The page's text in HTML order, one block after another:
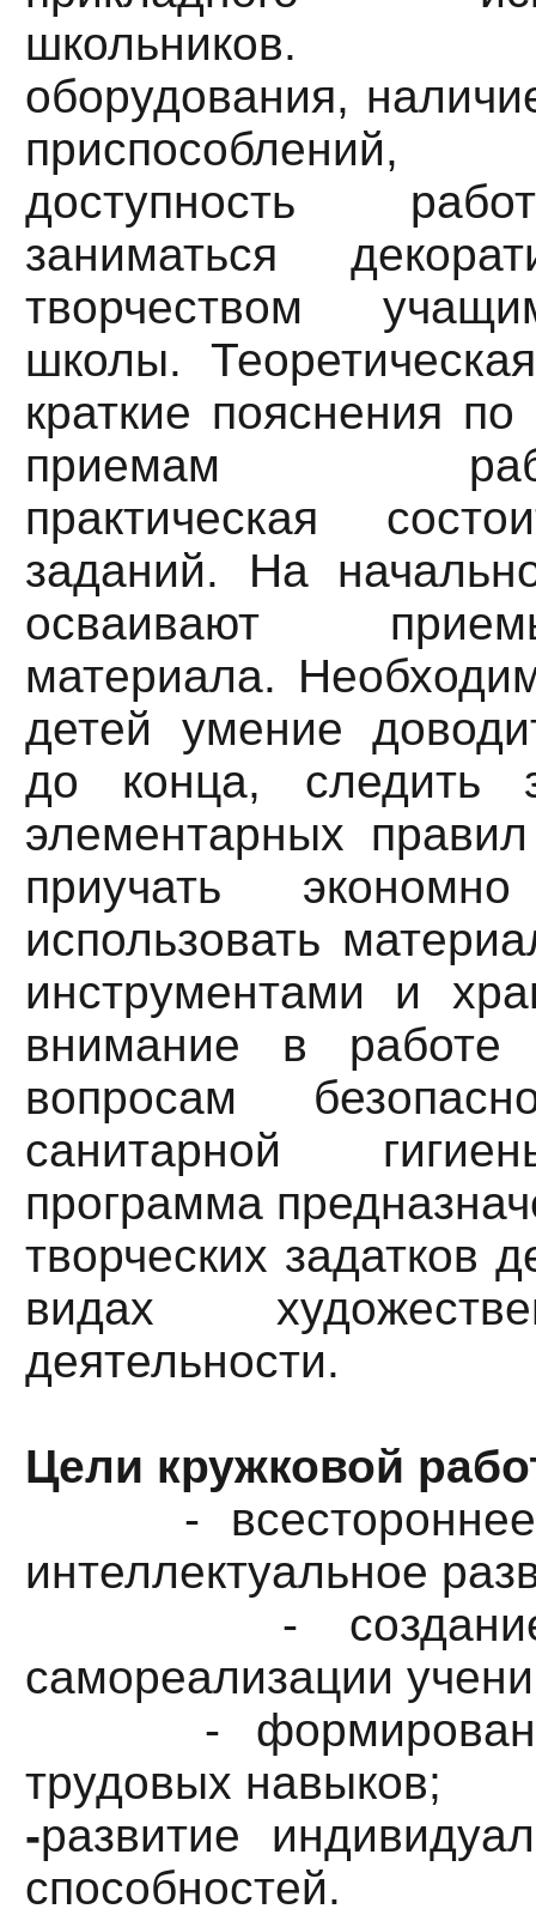
школьников.
оборудования,
доступность
заниматься
творчеством
школы.
краткие пояснения
приемам
практическая
заданий. На
осваивают
материала.
детей умение
до конца, следить
элементарных
приучать
использовать
инструментами и
внимание в работе
вопросам
санитарной
программа
творческих задатков
видах
деятельности.
Цели кружковой
- всестороннее
интеллектуальное
- создание
самореализации
- формирование
трудовых навыков;
-развитие
способностей.